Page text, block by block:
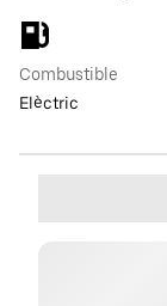
Combustible
Elèctric